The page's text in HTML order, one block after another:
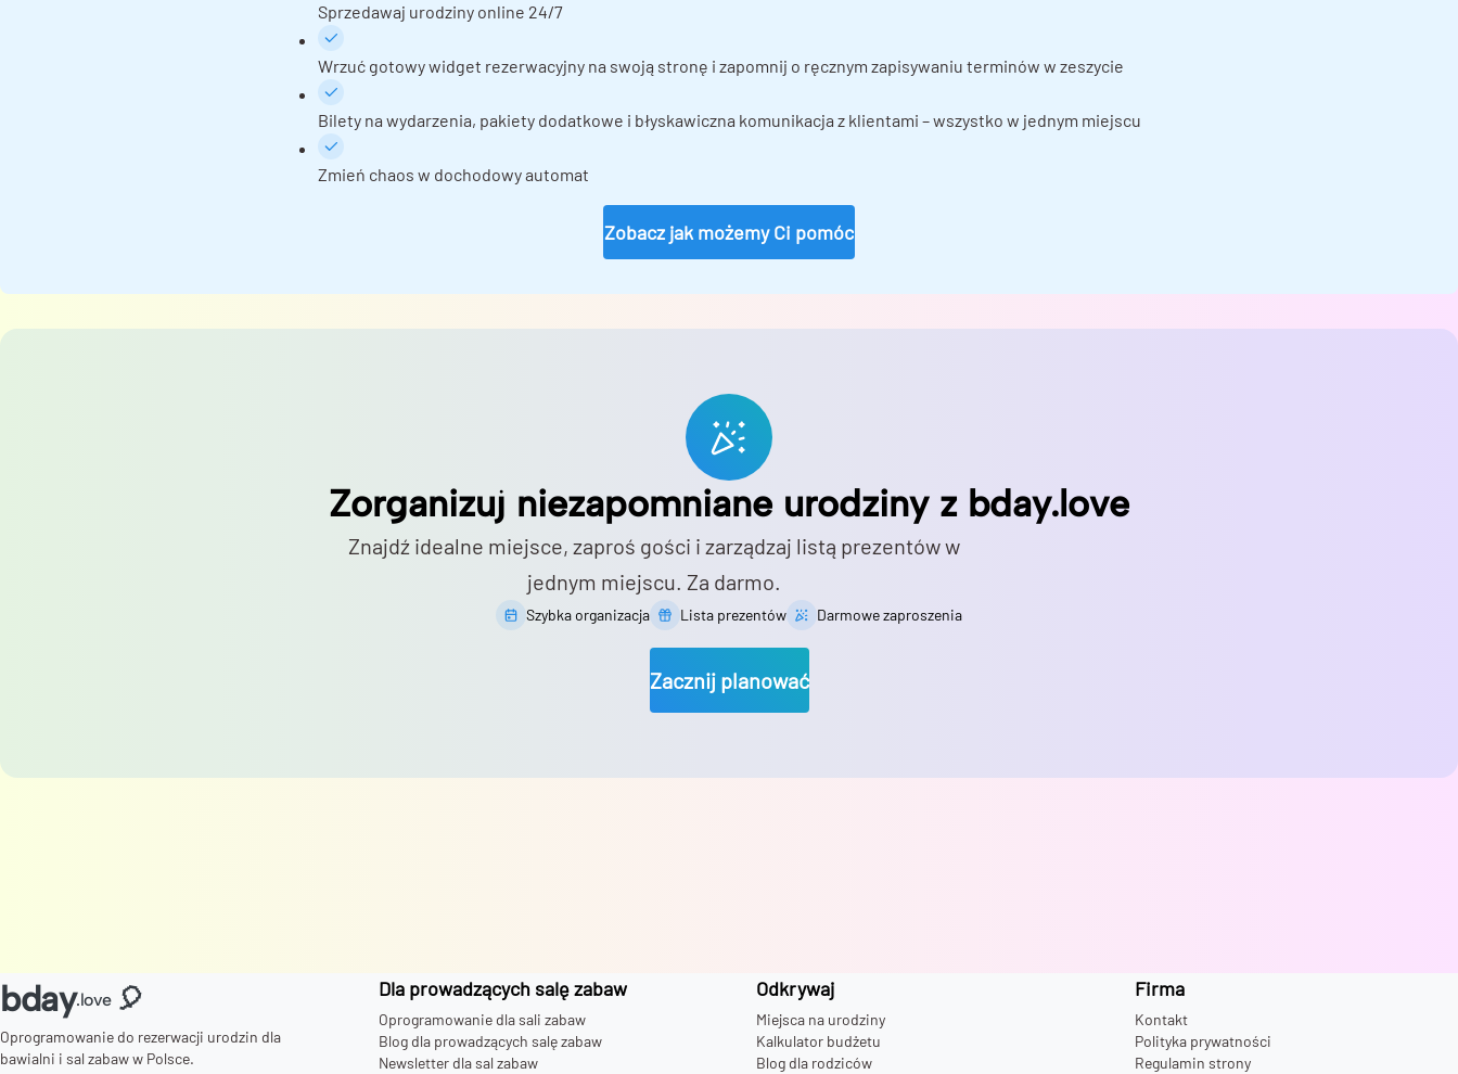
Sprzedawaj urodziny online 24/7
Wrzuć gotowy widget rezerwacyjny na swoją stronę i zapomnij o ręcznym zapisywaniu terminów w zeszycie
Bilety na wydarzenia, pakiety dodatkowe i błyskawiczna komunikacja z klientami – wszystko w jednym miejscu
Zmień chaos w dochodowy automat
Zobacz jak możemy Ci pomóc
Zorganizuj niezapomniane urodziny z bday.love
Znajdź idealne miejsce, zaproś gości i zarządzaj listą prezentów w
jednym miejscu. Za darmo.
Szybka organizacja Lista prezentów Darmowe zaproszenia
Zacznij planować
bday.love 🎈
Oprogramowanie do rezerwacji urodzin dla
bawialni i sal zabaw w Polsce.
Dla prowadzących salę zabaw
Oprogramowanie dla sali zabaw
Blog dla prowadzących salę zabaw
Newsletter dla sal zabaw
Odkrywaj
Miejsca na urodziny
Kalkulator budżetu
Blog dla rodziców
Firma
Kontakt
Polityka prywatności
Regulamin strony